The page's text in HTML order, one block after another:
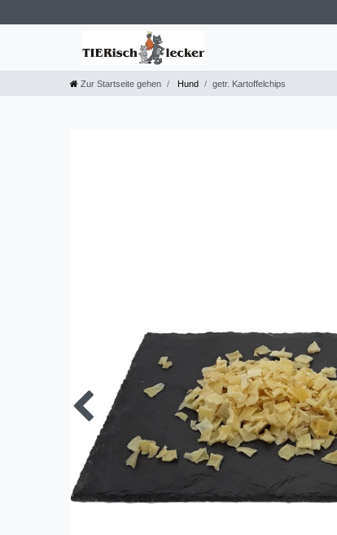
Zur Startseite gehen Hund getr. Kartoffelchips